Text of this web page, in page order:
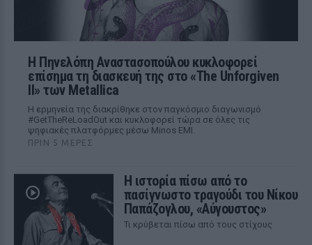
Η Πηνελόπη Αναστασοπούλου κυκλοφορεί
επίσημα τη διασκευή της στο «The Unforgiven
II» των Metallica
Η ερμηνεία της διακρίθηκε στον παγκόσμιο διαγωνισμό
#GetTheReLoadOut και κυκλοφορεί τώρα σε όλες τις
ψηφιακές πλατφόρμες μέσω Minos EMI.
ΠΡΙΝ 5 ΜΈΡΕΣ
Η ιστορία πίσω από το
πασίγνωστο τραγούδι του Νίκου
Παπάζογλου, «Αύγουστος»
Τι κρύβεται πίσω από τους στίχους